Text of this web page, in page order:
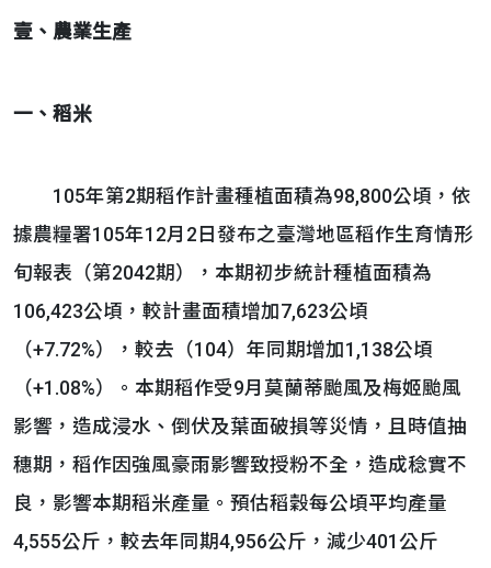
壹、 農業生產
一、稻米
105年第2期稻作計畫種植面積為98,800公頃，依
據農糧署105年12月2日發布之臺灣地區稻作生育情形
旬報表（第2042期），本期初步統計種植面積為
106,423公頃，較計畫面積增加7,623公頃
（+7.72%），較去（104）年同期增加1,138公頃
（+1.08%）。本期稻作受9月莫蘭蒂颱風及梅姬颱風
影響，造成浸水、倒伏及葉面破損等災情，且時值抽
穗期，稻作因強風豪雨影響致授粉不全，造成稔實不
良，影響本期稻米產量。預估稻穀每公頃平均產量
4,555公斤，較去年同期4,956公斤，減少401公斤